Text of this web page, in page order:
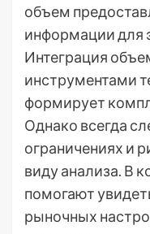
объем
информации для
Интеграция
инструментами
формирует
Однако всегда
ограничениях и
виду анализа. В
помогают
рыночных